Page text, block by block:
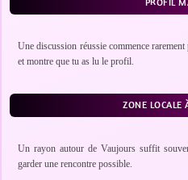
PROFIL
Une discussion réussie commence
et montre que tu as lu le profil.
ZONE LOCALE
Un rayon autour de Vaujours suffit
garder une rencontre possible.